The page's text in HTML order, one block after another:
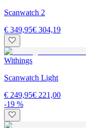
Scanwatch 2
€ 349,95€ 304,19
Withings
Scanwatch Light
€ 249,95€ 221,00
-19 %